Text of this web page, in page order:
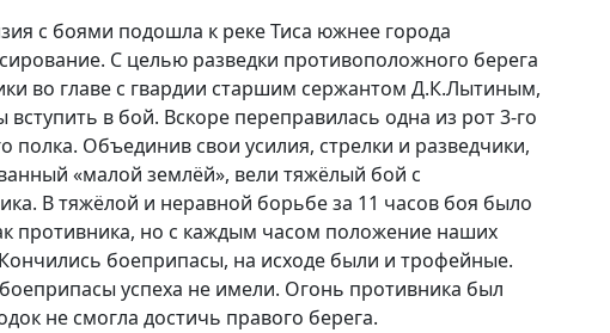
с боями подошла к реке Тиса южнее города
С целью разведки противоположного берега
во главе с гвардии старшим сержантом Д.К.Лытиным,
в бой. Вскоре переправилась одна из рот 3-го
полка. Объединив свои усилия, стрелки и разведчики,
«малой землёй», вели тяжёлый бой с
В тяжёлой и неравной борьбе за 11 часов боя было
противника, но с каждым часом положение наших
боеприпасы, на исходе были и трофейные.
успеха не имели. Огонь противника был
не смогла достичь правого берега.